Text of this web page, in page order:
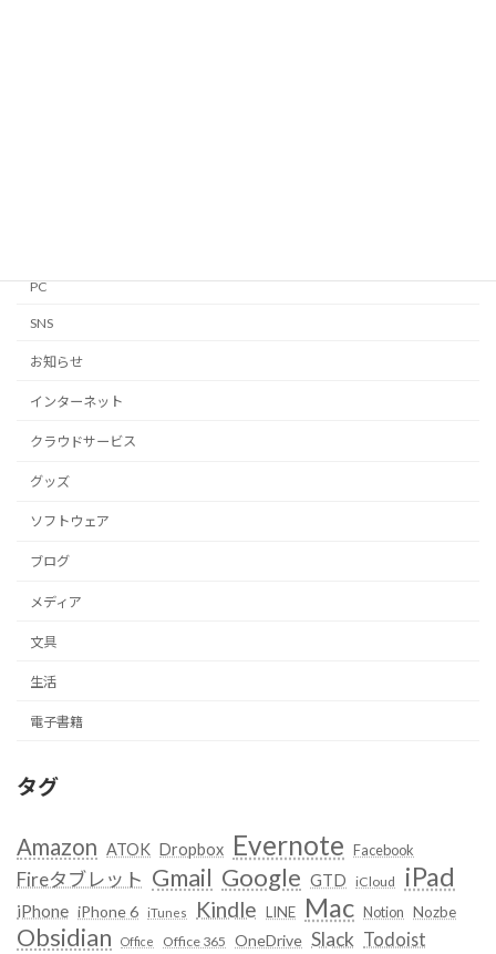
PC
SNS
お知らせ
インターネット
クラウドサービス
グッズ
ソフトウェア
ブログ
メディア
文具
生活
電子書籍
タグ
Amazon ATOK Dropbox Evernote Facebook
Fireタブレット Gmail Google GTD iCloud iPad
iPhone iPhone 6 iTunes Kindle LINE Mac Notion Nozbe
Obsidian Office Office 365 OneDrive Slack Todoist